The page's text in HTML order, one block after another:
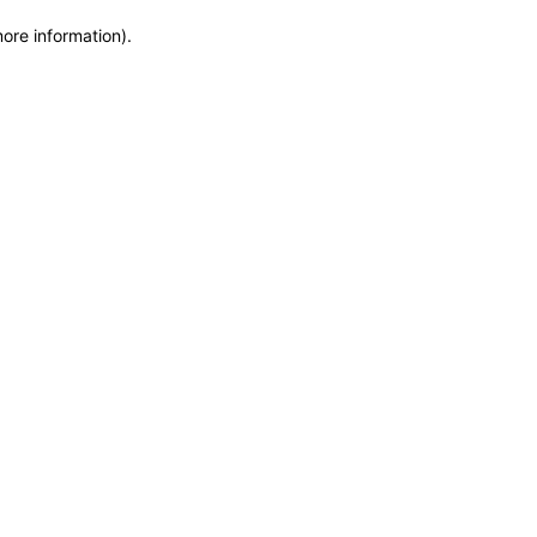
information).